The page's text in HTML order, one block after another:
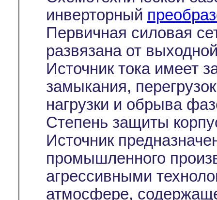
инверторный
Первичная силовая
развязана от
Источник тока имеет
замыкания,
нагрузки и обрыва
Степень защиты
Источник
промышленного
агрессивными
атмосфере,